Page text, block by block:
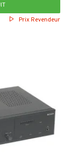
Prix Revendeur